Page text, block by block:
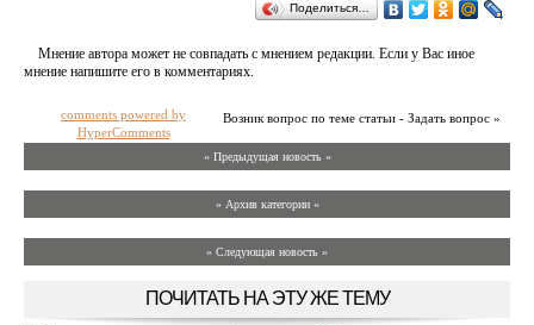
Поделиться…
Мнение автора может не совпадать с мнением редакции. Если у Вас иное
мнение напишите его в комментариях.
Возник вопрос по теме статьи - Задать вопрос »
comments powered by
HyperComments
« Предыдущая новость «
» Архив категории «
» Следующая новость »
ПОЧИТАТЬ НА ЭТУ ЖЕ ТЕМУ